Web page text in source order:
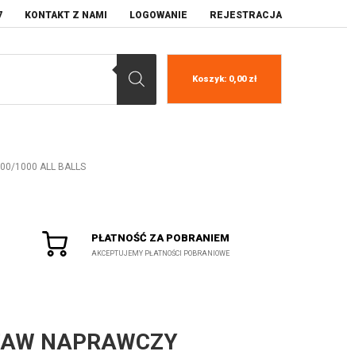
KONTAKT Z NAMI LOGOWANIE REJESTRACJA
Koszyk: 0,00 zł
1000 ALL BALLS
PŁATNOŚĆ ZA POBRANIEM
AKCEPTUJEMY PŁATNOŚCI POBRANIOWE
NAPRAWCZY